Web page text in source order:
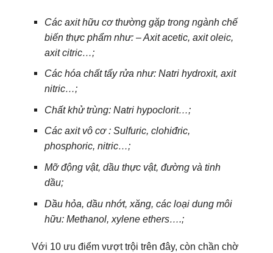
Các axit hữu cơ thường gặp trong ngành chế
biến thực phẩm như: – Axit acetic, axit oleic,
axit citric…;
Các hóa chất tẩy rửa như: Natri hydroxit, axit
nitric…;
Chất khử trùng: Natri hypoclorit…;
Các axit vô cơ : Sulfuric, clohiđric,
phosphoric, nitric…;
Mỡ động vật, dầu thực vật, đường và tinh
dầu;
Dầu hỏa, dầu nhớt, xăng, các loại dung môi
hữu: Methanol, xylene ethers….;
Với 10 ưu điểm vượt trội trên đây, còn chần chờ